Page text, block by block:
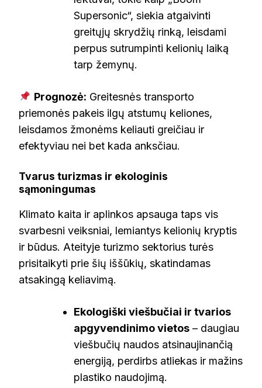
Supersonic“, siekia atgaivinti
greitųjų skrydžių rinką, leisdami
perpus sutrumpinti kelionių laiką
tarp žemynų.
Prognozė: Greitesnės transporto
priemonės pakeis ilgų atstumų keliones,
leisdamos žmonėms keliauti greičiau ir
efektyviau nei bet kada anksčiau.
Tvarus turizmas ir ekologinis
sąmoningumas
Klimato kaita ir aplinkos apsauga taps vis
svarbesni veiksniai, lemiantys kelionių kryptis
ir būdus. Ateityje turizmo sektorius turės
prisitaikyti prie šių iššūkių, skatindamas
atsakingą keliavimą.
Ekologiški viešbučiai ir tvarios
apgyvendinimo vietos – daugiau
viešbučių naudos atsinaujinančią
energiją, perdirbs atliekas ir mažins
plastiko naudojimą.